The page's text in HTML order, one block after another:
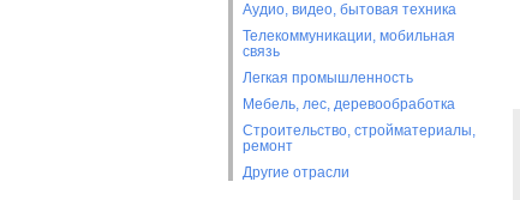
Аудио, видео, бытовая техника
Телекоммуникации, мобильная
связь
Легкая промышленность
Мебель, лес, деревообработка
Строительство, стройматериалы,
ремонт
Другие отрасли